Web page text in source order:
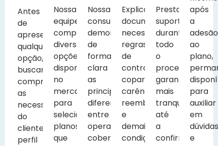
Antes
de
apresentar
qualquer
opção,
buscamos
compreender
as
necessidades
do
cliente,
perfil
Nossa
equipe
compara
diversas
opções
disponíveis
no
mercado
para
selecionar
planos
que
Nossa
consultoria
demonstra
de
forma
clara
as
principais
diferenças
entre
operadoras,
coberturas
Explicamos
documentação
necessária,
regras
de
contratação,
coparticipação,
carências,
reembolso
e
demais
condições
Prestamos
suporte
durante
todo
o
processo,
garantindo
mais
tranquilidade
até
a
confirmação
após
a
adesão
ao
plano,
para
auxiliar
em
dúvidas
e